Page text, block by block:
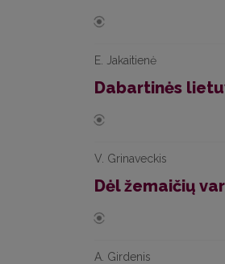
E. Jakaitienė
Dabartinės
V. Grinaveckis
Dėl žemaičių
A. Girdenis